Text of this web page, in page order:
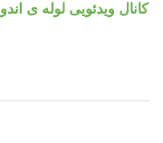
کانال ویدئویی لوله ی